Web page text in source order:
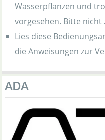
Wasserpflanzen und
vorgesehen. Bitte
Lies diese
die Anweisungen zur
ADA